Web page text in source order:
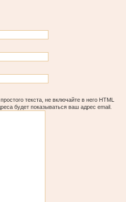
текста, не включайте в него HTML
будет показываться ваш адрес email.